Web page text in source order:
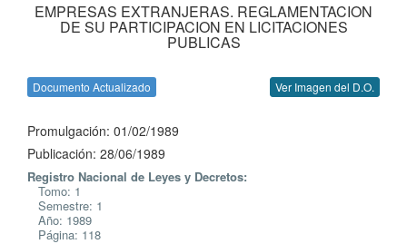
EMPRESAS EXTRANJERAS. REGLAMENTACION
DE SU PARTICIPACION EN LICITACIONES
PUBLICAS
Documento Actualizado Ver Imagen del D.O.
Promulgación: 01/02/1989
Publicación: 28/06/1989
Registro Nacional de Leyes y Decretos:
Tomo: 1
Semestre: 1
Año: 1989
Página: 118